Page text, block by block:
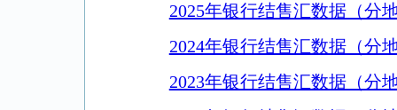
2025年银行结售汇数据（分
2024年银行结售汇数据（分
2023年银行结售汇数据（分